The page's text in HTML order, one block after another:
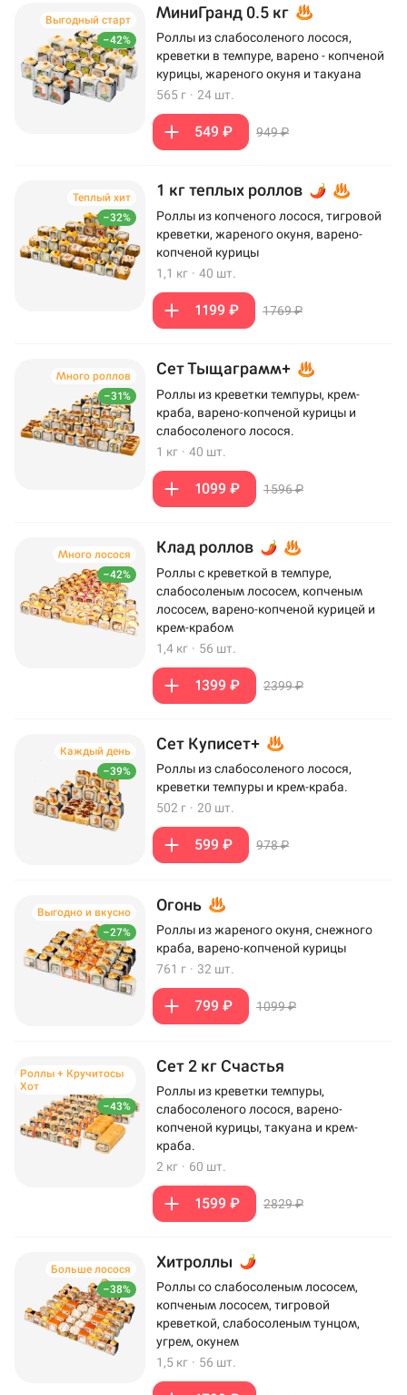
–42%
Выгодный старт МиниГранд 0.5 кг
Роллы из слабосоленого лосося,
креветки в темпуре, варено - копченой
курицы, жареного окуня и такуана
565 г · 24 шт.
549 ₽ 949 ₽
–32%
Теплый хит 1 кг теплых роллов
Роллы из копченого лосося, тигровой
креветки, жареного окуня, варено-
копченой курицы
1,1 кг · 40 шт.
1199 ₽ 1769 ₽
–31%
Много роллов Сет Тыщаграмм+
Роллы из креветки темпуры, крем-
краба, варено-копченой курицы и
слабосоленого лосося.
1 кг · 40 шт.
1099 ₽ 1596 ₽
–42%
Много лосося Клад роллов
Роллы с креветкой в темпуре,
слабосоленым лососем, копченым
лососем, варено-копченой курицей и
крем-крабом
1,4 кг · 56 шт.
1399 ₽ 2399 ₽
–39%
Каждый день Сет Куписет+
Роллы из слабосоленого лосося,
креветки темпуры и крем-краба.
502 г · 20 шт.
599 ₽ 978 ₽
–27%
Выгодно и вкусно Огонь
Роллы из жареного окуня, снежного
краба, варено-копченой курицы
761 г · 32 шт.
799 ₽ 1099 ₽
–43%
Роллы + Кручитосы
Хот
Сет 2 кг Счастья
Роллы из креветки темпуры,
слабосоленого лосося, варено-
копченой курицы, такуана и крем-
краба.
2 кг · 60 шт.
1599 ₽ 2829 ₽
–38%
Больше лосося Хитроллы
Роллы со слабосоленым лососем,
копченым лососем, тигровой
креветкой, слабосоленым тунцом,
угрем, окунем
1,5 кг · 56 шт.